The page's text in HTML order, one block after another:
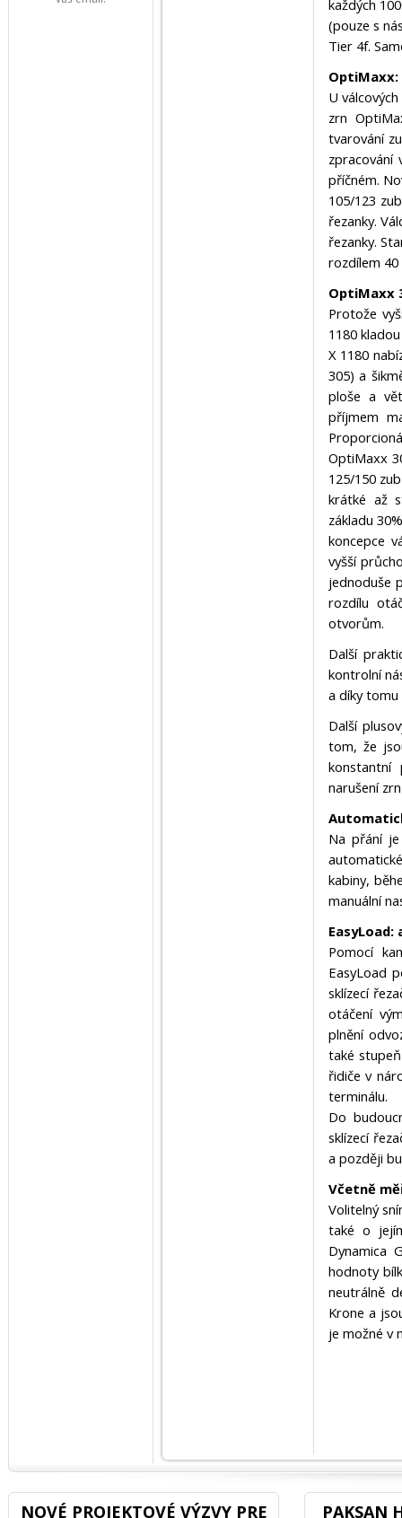
každých
(pouze s
Tier 4f.
U
zrn
tvarování
zpracování
příčném.
105/123
řezanky.
řezanky.
rozdílem
OptiMaxx
Protože
1180
X 1180
305) a
ploše a
příjmem
OptiMaxx
125/150
krátké až
základu
koncepce
vyšší
jednoduše
rozdílu
otvorům.
Další
kontrolní
a díky tomu
Další
tom, že
konstantní
narušení
Na přání
kabiny,
manuální
Pomocí
EasyLoad
sklízecí
otáčení
plnění
také
řidiče v
terminálu.
Do
sklízecí
a později
Včetně
Volitelný
také o
Dynamica
hodnoty
neutrálně
Krone a
je možné v
NOVÉ PROJEKTOVÉ VÝZVY PRE
PAKSAN